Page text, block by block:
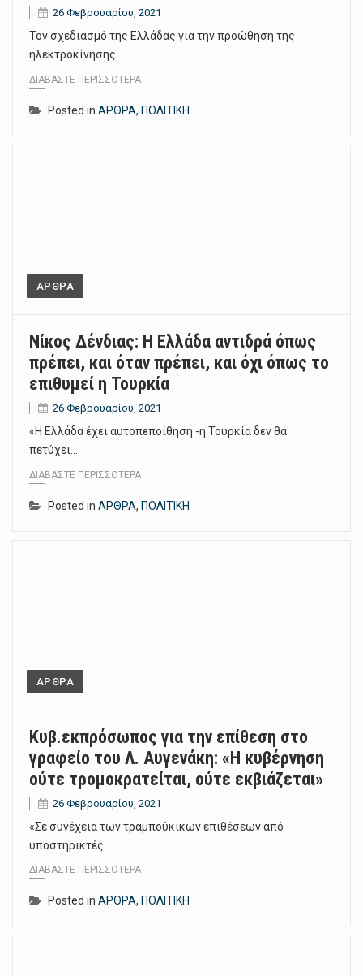
26 Φεβρουαρίου, 2021
Τον σχεδιασμό της Ελλάδας για την προώθηση της
ηλεκτροκίνησης…
ΔΙΑΒΆΣΤΕ ΠΕΡΙΣΣΌΤΕΡΑ
Posted in ΑΡΘΡΑ, ΠΟΛΙΤΙΚΗ
ΑΡΘΡΑ
Νίκος Δένδιας: Η Ελλάδα αντιδρά όπως
πρέπει, και όταν πρέπει, και όχι όπως το
επιθυμεί η Τουρκία
26 Φεβρουαρίου, 2021
«Η Ελλάδα έχει αυτοπεποίθηση -η Τουρκία δεν θα
πετύχει…
ΔΙΑΒΆΣΤΕ ΠΕΡΙΣΣΌΤΕΡΑ
Posted in ΑΡΘΡΑ, ΠΟΛΙΤΙΚΗ
ΑΡΘΡΑ
Κυβ.εκπρόσωπος για την επίθεση στο
γραφείο του Λ. Αυγενάκη: «Η κυβέρνηση
ούτε τρομοκρατείται, ούτε εκβιάζεται»
26 Φεβρουαρίου, 2021
«Σε συνέχεια των τραμπούκικων επιθέσεων από
υποστηρικτές…
ΔΙΑΒΆΣΤΕ ΠΕΡΙΣΣΌΤΕΡΑ
Posted in ΑΡΘΡΑ, ΠΟΛΙΤΙΚΗ